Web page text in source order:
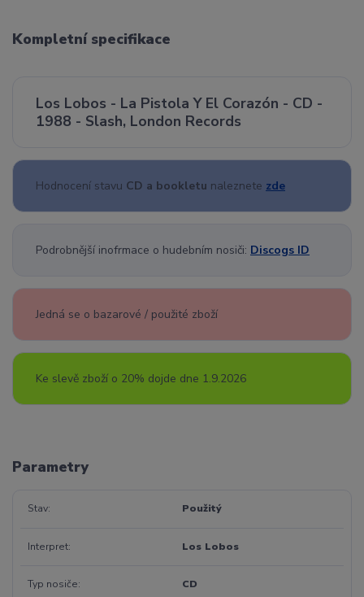
Kompletní specifikace
Los Lobos - La Pistola Y El Corazón - CD -
1988 - Slash, London Records
Hodnocení stavu CD a bookletu naleznete zde
Podrobnější inofrmace o hudebním nosiči: Discogs ID
Jedná se o bazarové / použité zboží
Ke slevě zboží o 20% dojde dne 1.9.2026
Parametry
Stav Použitý
Interpret Los Lobos
Typ nosiče CD